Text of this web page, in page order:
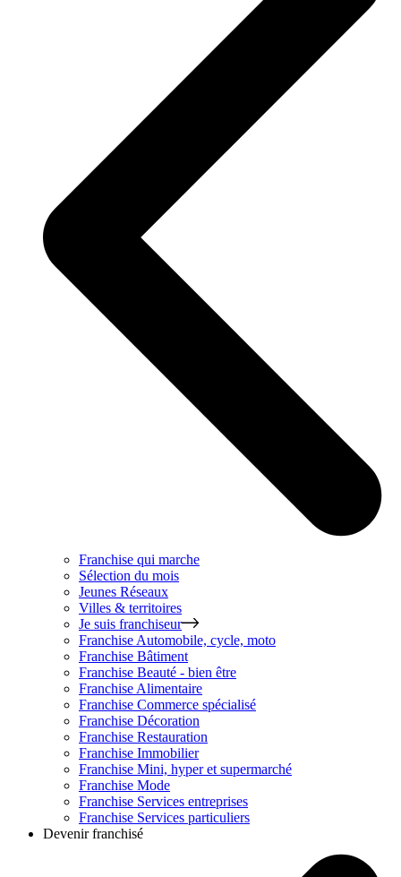
Franchise qui marche
Sélection du mois
Jeunes Réseaux
Villes & territoires
Je suis franchiseur
Franchise Automobile, cycle, moto
Franchise Bâtiment
Franchise Beauté - bien être
Franchise Alimentaire
Franchise Commerce spécialisé
Franchise Décoration
Franchise Restauration
Franchise Immobilier
Franchise Mini, hyper et supermarché
Franchise Mode
Franchise Services entreprises
Franchise Services particuliers
Devenir franchisé